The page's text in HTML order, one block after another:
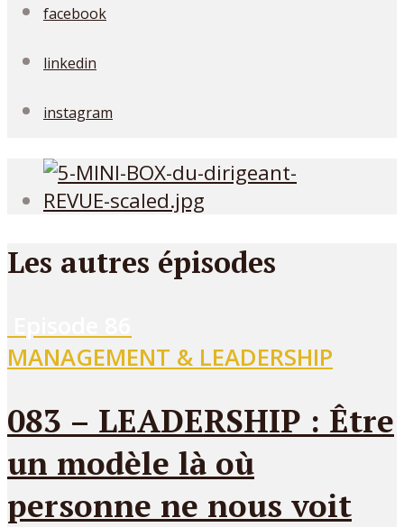
facebook
linkedin
instagram
Les autres épisodes
MANAGEMENT & LEADERSHIP
083 – LEADERSHIP : Être
un modèle là où
personne ne nous voit